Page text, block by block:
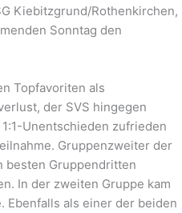
Kiebitzgrund/Rothenkirchen,
Sonntag den
Topfavoriten als
der SVS hingegen
Unentschieden zufrieden
Gruppenzweiter der
besten Gruppendritten
In der zweiten Gruppe kam
Ebenfalls als einer der beiden